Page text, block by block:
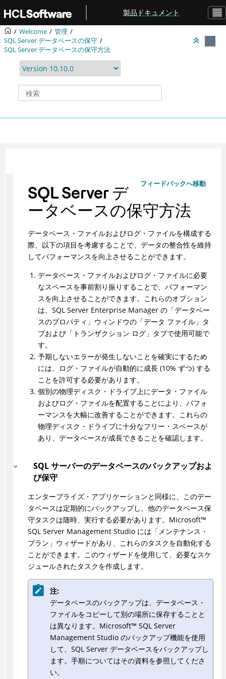
メインコンテンツにジャンプ
製品ドキュメント
Welcome
管理
SQL Server データベースの保守
SQL Server データベースの保守方法
フィードバックへ移動
SQL Server デ
ータベースの保守方法
データベース・ファイルおよびログ・ファイルを構成する
際、以下の項目を考慮することで、データの整合性を維持
してパフォーマンスを向上させることができます。
データベース・ファイルおよびログ・ファイルに必要
なスペースを事前割り振りすることで、パフォーマン
スを向上させることができます。これらのオプション
は、SQL Server Enterprise Manager の「データベー
スのプロパティ」ウィンドウの「データ ファイル」タ
ブおよび「トランザクション ログ」タブで使用可能で
す。
予期しないエラーが発生しないことを確実にするため
には、ログ・ファイルが自動的に成長 (10% ずつ) する
ことを許可する必要があります。
個別の物理ディスク・ドライブ上にデータ・ファイル
およびログ・ファイルを配置することにより、パフォ
ーマンスを大幅に改善することができます。これらの
物理ディスク・ドライブに十分なフリー・スペースが
あり、データベースが成長できることを確認します。
SQL サーバーのデータベースのバックアップおよ
び保守
エンタープライズ・アプリケーションと同様に、このデー
タベースは定期的にバックアップし、他のデータベース保
守タスクは随時、実行する必要があります。 Microsoft™
SQL Server Management Studio には「メンテナンス・
プラン」ウィザードがあり、これらのタスクを自動化する
ことができます。このウィザードを使用して、必要なスケ
ジュールされたタスクを作成します。
注:
データベースのバックアップは、データベース・
ファイルをコピーして別の場所に保存することと
は異なります。 Microsoft™ SQL Server
Management Studio のバックアップ機能を使用
して、SQL Server データベースをバックアップし
ます。手順についてはその資料を参照してくださ
い。